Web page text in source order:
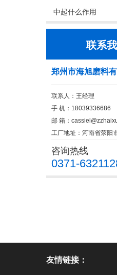
中起什么作用
联系
郑州市海旭磨料
联系人：王经理
手 机：18039336686
邮 箱：
工厂地址：河南省荥阳
咨询热线
0371-
友情链接：